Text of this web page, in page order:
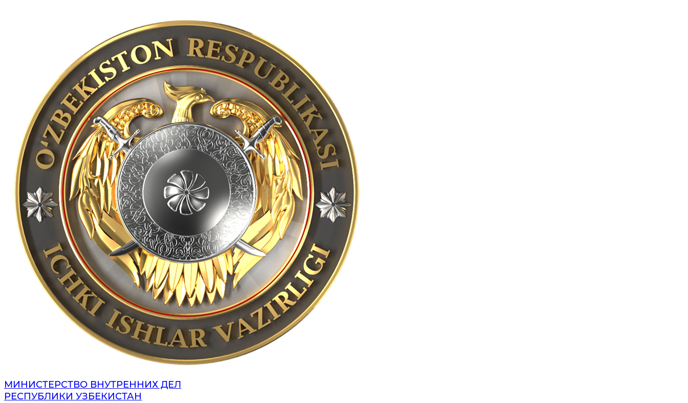
МИНИСТЕРСТВО ВНУТРЕННИХ ДЕЛ
РЕСПУБЛИКИ УЗБЕКИСТАН